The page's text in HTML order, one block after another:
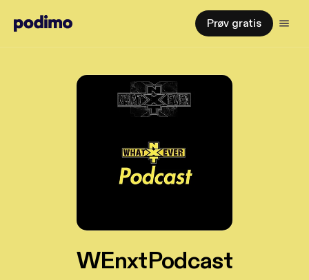
Prøv gratis
WEnxtPodcast